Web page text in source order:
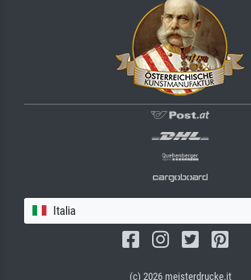
Italia
(c) 2026 meisterdrucke.it